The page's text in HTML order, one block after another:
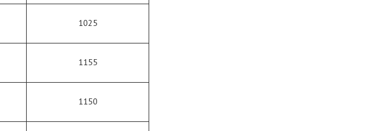
1025
1155
1150